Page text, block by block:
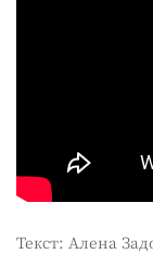
Текст: Алена